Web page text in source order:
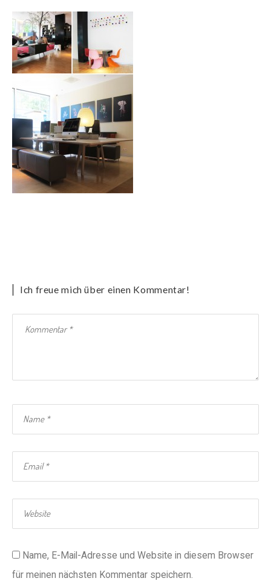
Ich freue mich über einen Kommentar!
Name, E-Mail-Adresse und Website in diesem Browser
für meinen nächsten Kommentar speichern.